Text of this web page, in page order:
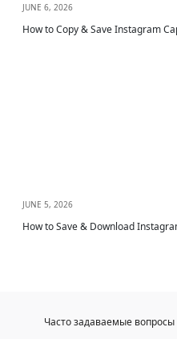
JUNE 6, 2026
How to Copy & Save Instagram
JUNE 5, 2026
How to Save & Download
Часто задаваемые вопросы